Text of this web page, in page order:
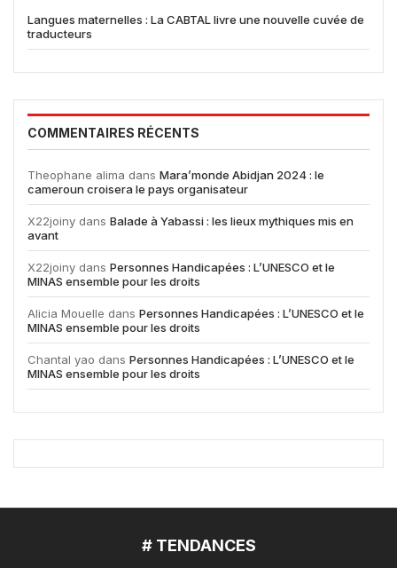
Langues maternelles : La CABTAL livre une nouvelle cuvée de
traducteurs
COMMENTAIRES RÉCENTS
Theophane alima dans Mara’monde Abidjan 2024 : le
cameroun croisera le pays organisateur
X22joiny dans Balade à Yabassi : les lieux mythiques mis en
avant
X22joiny dans Personnes Handicapées : L’UNESCO et le
MINAS ensemble pour les droits
Alicia Mouelle dans Personnes Handicapées : L’UNESCO et le
MINAS ensemble pour les droits
Chantal yao dans Personnes Handicapées : L’UNESCO et le
MINAS ensemble pour les droits
# TENDANCES